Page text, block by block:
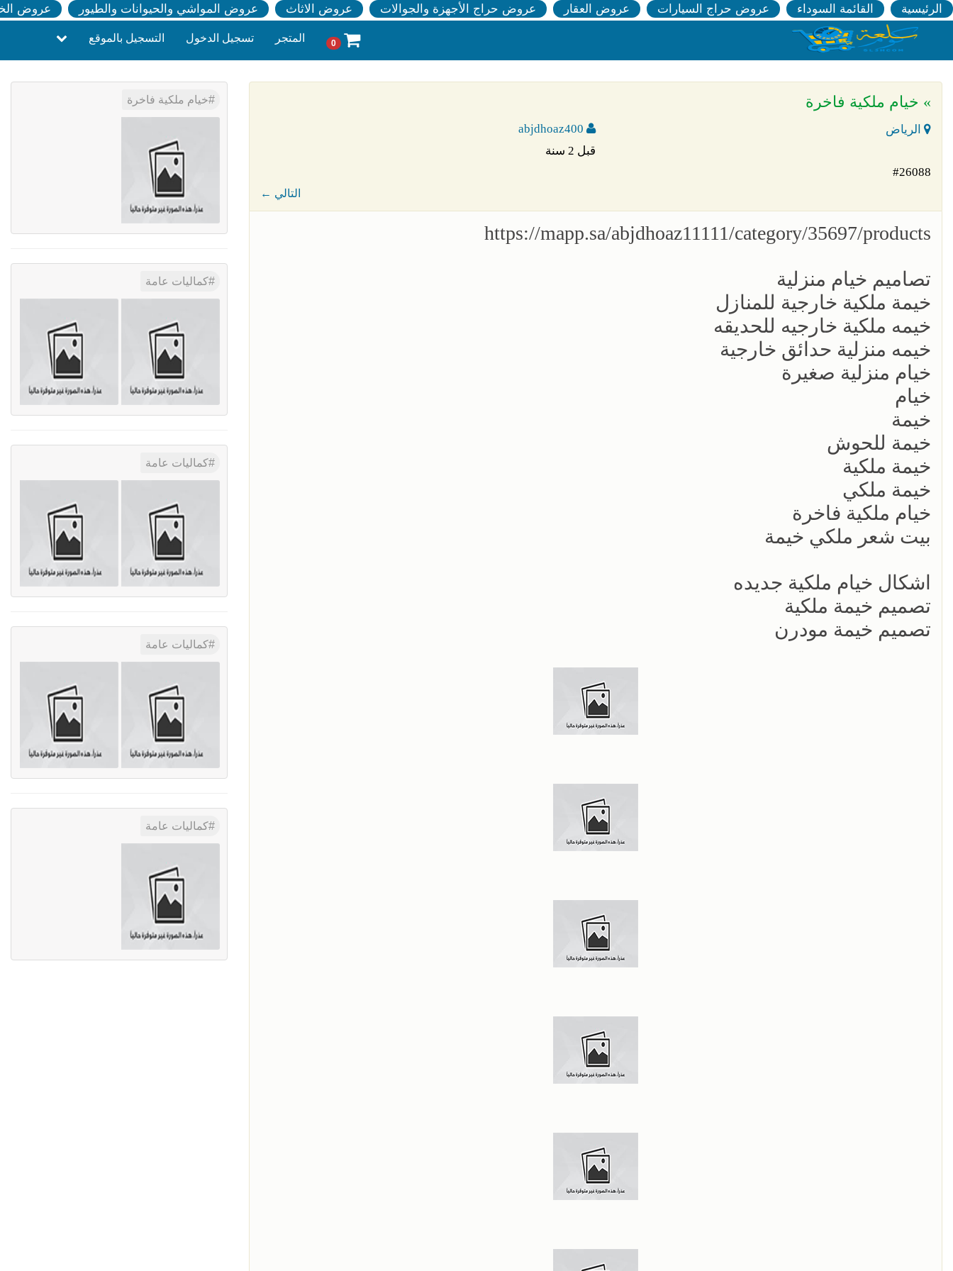
الرئيسية القائمة السوداء عروض حراج السيارات عروض العقار عروض حراج الأجهزة والجوالات عروض الاثاث عروض المواشي والحيوانات والطيور عروض
0 المتجر تسجيل الدخول التسجيل بالموقع
» خيام ملكية فاخرة
الرياض
قبل 2 سنة
#26088
← التالي
https://mapp.sa/abjdhoaz11111/category/35697/products
تصاميم خيام منزلية
خيمة ملكية خارجية للمنازل
خيمه ملكية خارجيه للحديقه
خيمه منزلية حدائق خارجية
خيام منزلية صغيرة
خيام
خيمة
خيمة للحوش
خيمة ملكية
خيمة ملكي
خيام ملكية فاخرة
بيت شعر ملكي خيمة
اشكال خيام ملكية جديده
تصميم خيمة ملكية
تصميم خيمة مودرن
خيام ملكية فاخرة
كماليات عامة
كماليات عامة
كماليات عامة
كماليات عامة